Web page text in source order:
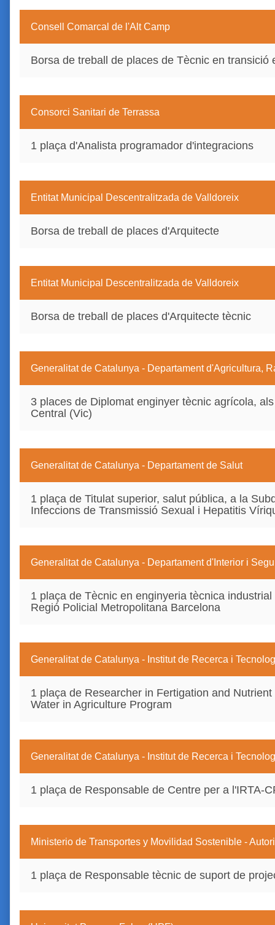
Consell Comarcal de l'Alt Camp
Borsa de treball de places de Tècnic en transició
Consorci Sanitari de Terrassa
1 plaça d'Analista programador d'integracions
Entitat Municipal Descentralitzada de Valldoreix
Borsa de treball de places d'Arquitecte
Entitat Municipal Descentralitzada de Valldoreix
Borsa de treball de places d'Arquitecte tècnic
Generalitat de Catalunya - Departament d'Agricultura,
3 places de Diplomat enginyer tècnic agrícola,
Central (Vic)
Generalitat de Catalunya - Departament de Salut
1 plaça de Titulat superior, salut pública, a la
Infeccions de Transmissió Sexual i Hepatitis
Generalitat de Catalunya - Departament d'Interior i
1 plaça de Tècnic en enginyeria tècnica
Regió Policial Metropolitana Barcelona
Generalitat de Catalunya - Institut de Recerca i
1 plaça de Researcher in Fertigation and
Water in Agriculture Program
Generalitat de Catalunya - Institut de Recerca i
1 plaça de Responsable de Centre per a l'IRTA-
Ministerio de Transportes y Movilidad Sostenible -
1 plaça de Responsable tècnic de suport de